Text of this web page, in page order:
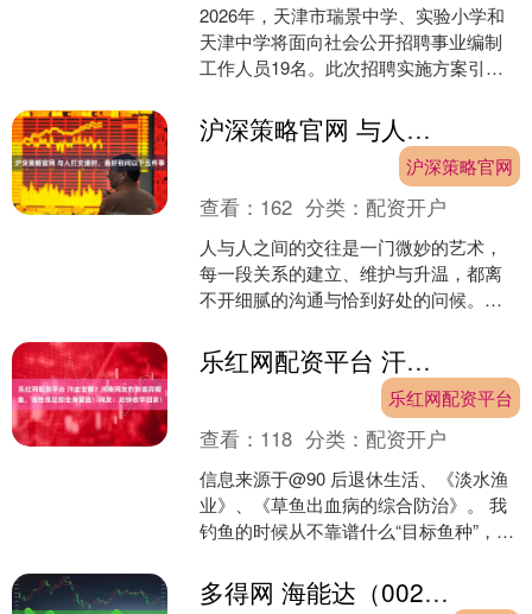
2026年，天津市瑞景中学、实验小学和
天津中学将面向社会公开招聘事业编制
工作人员19名。此次招聘实施方案引发
一机会充满期待。本....
沪深策略官网 与人打交道时，最好别问以下五件事
沪深策略官网
查看： 162 分类：配资开户
人与人之间的交往是一门微妙的艺术，
每一段关系的建立、维护与升温，都离
不开细腻的沟通与恰到好处的问候。无
言辞和行为总能让关系更加....乐红网配资平台 汗血宝鲫？河南网友钓到诡异鲫鱼，活性很足却全身冒血！网友：赶快收竿回家！
乐红网配资平台
查看： 118 分类：配资开户
信息来源于@90 后退休生活、《淡水渔
业》、《草鱼出血病的综合防治》。 我
钓鱼的时候从不靠谱什么“目标鱼种”，因
然跟我本人很菜....
多得网 海能达（002583）2025年年报简析：亏损收窄，盈利能力上升